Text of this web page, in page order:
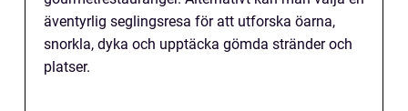
äventyrlig seglingsresa för att utforska öarna,
snorkla, dyka och upptäcka gömda stränder och
platser.